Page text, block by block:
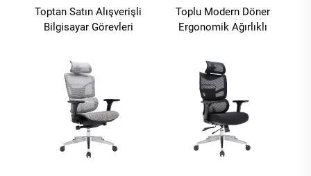
Toptan Satın Alışverişli
Bilgisayar Görevleri
Ağ Kumaş Ergonomik
Ofis Sandalyesi
Toplu Modern Döner
Ergonomik Ağırlıklı
Escritorio Ofis
Sandalyesi Sillas De
Oficina Ofis Eşyası